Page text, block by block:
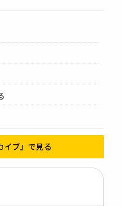
イブ』で見る